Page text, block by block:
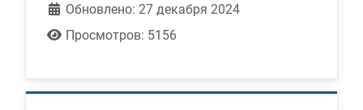
Обновлено: 27 декабря 2024
Просмотров: 5156